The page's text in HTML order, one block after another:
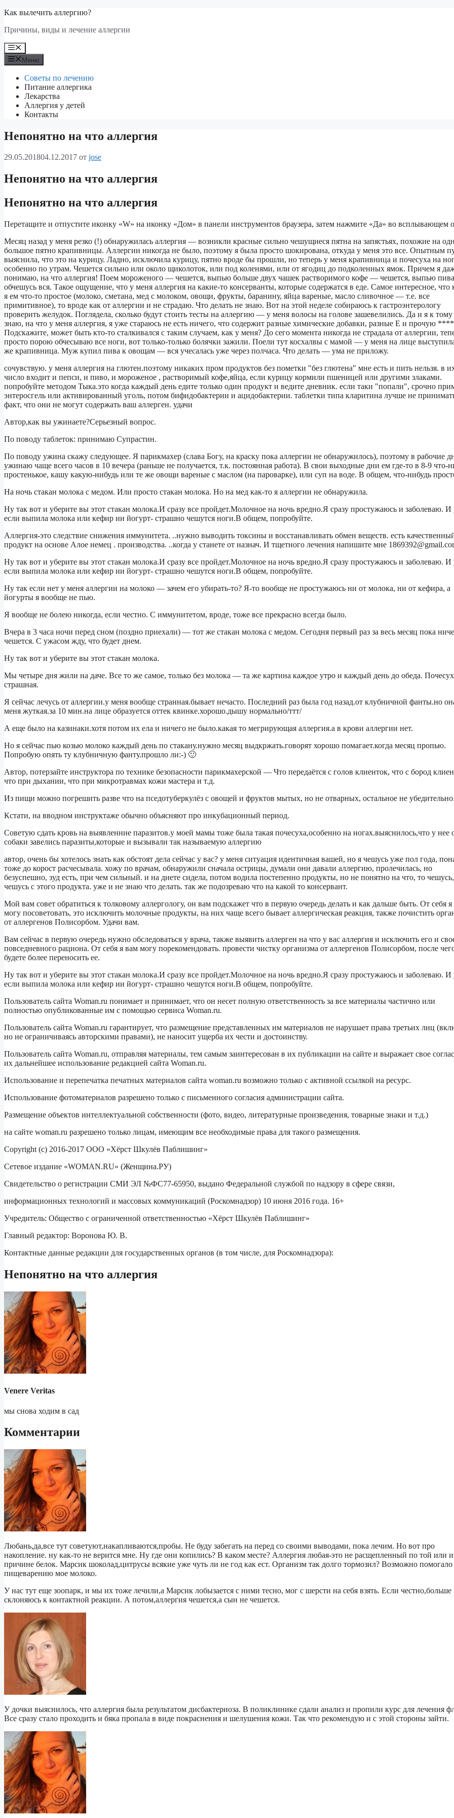
Перейти
содержимому
Как вылечить аллергию?
Причины, виды и лечение аллергии
Меню
Меню
Советы по лечению
Питание аллергика
Лекарства
Аллергия у детей
Контакты
Непонятно на что аллергия
29.05.201804.12.2017 от jose
Непонятно на что аллергия
Непонятно на что аллергия
Перетащите и отпустите иконку «W» на иконку «Дом» в панели инструментов браузера, затем нажмите «Да» во всплывающем
Месяц назад у меня резко (!) обнаружилась аллергия — возникли красные сильно чешущиеся пятна на запястьях, похожие на
большое пятно крапивницы. Аллергии никогда не было, поэтому я была просто шокирована, откуда у меня это все. Опытным
выяснила, что это на курицу. Ладно, исключила курицу, пятно вроде бы прошли, но теперь у меня крапивница и почесуха на
особенно по утрам. Чешется сильно или около щиколоток, или под коленями, или от ягодиц до подколенных ямок. Причем я
понимаю, на что аллергия! Поем мороженого — чешется, выпью больше двух чашек растворимого кофе — чешется, выпью
обчешусь вся. Такое ощущение, что у меня аллергия на какие-то консерванты, которые содержатся в еде. Самое интересное, что
я ем что-то простое (молоко, сметана, мед с молоком, овощи, фрукты, баранину, яйца вареные, масло сливочное — т.е. все
примитивное), то вроде как от аллергии и не страдаю. Что делать не знаю. Вот на этой неделе собираюсь к гастроэнтерологу
проверить желудок. Поглядела, сколько будут стоить тесты на аллергию — у меня волосы на голове зашевелились. Да и я к
знаю, на что у меня аллергия, я уже стараюсь не есть ничего, что содержит разные химические добавки, разные Е и прочую
Подскажите, может быть кто-то сталкивался с таким случаем, как у меня? До сего момента никогда не страдала от аллергии,
просто порою обчесываю все ноги, вот только-только болячки зажили. Поели тут косхалвы с мамой — у меня на лице
же крапивница. Муж купил пива к овощам — вся учесалась уже через полчаса. Что делать — ума не приложу.
сочувствую. у меня аллергия на глютен.поэтому никаких пром продуктов без пометки "без глютена" мне есть и пить нельзя. в
число входит и пепси, и пиво, и мороженое , растворимый кофе,яйца, если курицу кормили пшеницей или другими злаками.
попробуйте методом Тыка.это когда каждый день едите только один продукт и ведите дневник. если таки "попали", срочно
энтеросгель или активированный уголь, потом бифидобактерии и ацидобактерии. таблетки типа кларитина лучше не
факт, что они не могут содержать ваш аллерген. удачи
Автор,как вы ужинаете?Серьезный вопрос.
По поводу таблеток: принимаю Супрастин.
По поводу ужина скажу следующее. Я парикмахер (слава Богу, на краску пока аллергии не обнаружилось), поэтому в рабочие
ужинаю чаще всего часов в 10 вечера (раньше не получается, т.к. постоянная работа). В свои выходные дни ем где-то в 8-9 что-
простенькое, кашу какую-нибудь или те же овощи вареные с маслом (на пароварке), или суп на воде. В общем, что-нибудь
На ночь стакан молока с медом. Или просто стакан молока. Но на мед как-то я аллергии не обнаружила.
Ну так вот и уберите вы этот стакан молока.И сразу все пройдет.Молочное на ночь вредно.Я сразу простужаюсь и заболеваю.
если выпила молока или кефир ии йогурт- страшно чешутся ноги.В общем, попробуйте.
Аллергия-это следствие снижения иммунитета. ..нужно выводить токсины и восстанавливать обмен веществ. есть
продукт на основе Алое немец . производства. ..когда у станете от назнач. И тщетного лечения напишите мне
Ну так вот и уберите вы этот стакан молока.И сразу все пройдет.Молочное на ночь вредно.Я сразу простужаюсь и заболеваю.
если выпила молока или кефир ии йогурт- страшно чешутся ноги.В общем, попробуйте.
Ну так если нет у меня аллергии на молоко — зачем его убирать-то? Я-то вообще не простужаюсь ни от молока, ни от кефира, а
йогурты я вообще не пью.
Я вообще не болею никогда, если честно. С иммунитетом, вроде, тоже все прекрасно всегда было.
Вчера в 3 часа ночи перед сном (поздно приехали) — тот же стакан молока с медом. Сегодня первый раз за весь месяц пока
чешется. С ужасом жду, что будет днем.
Ну так вот и уберите вы этот стакан молока.
Мы четыре дня жили на даче. Все то же самое, только без молока — та же картина каждое утро и каждый день до обеда.
страшная.
Я сейчас лечусь от аллергии.у меня вообще странная.бывает нечасто. Последний раз была год назад.от клубничной фанты.но
меня жуткая.за 10 мин.на лице образуется оттек квинке.хорошо.дышу нормально/ттт/
А еще было на казинаки.хотя потом их ела и ничего не было.какая то мегрирующая аллергия.а в крови аллергии нет.
Но я сейчас пью козью молоко каждый день по стакану.нужно месяц выдкржать.говорят хорошо помагает.когда месяц пропью.
Попробую опять ту клубничную фанту.прошло ли:-) 🙂
Автор, потерзайте инструктора по технике безопасности парикмахерской — Что передаётся с голов клиенток, что с бород
что при дыхании, что при микротравмах кожи мастера и т.д.
Из пищи можно погрешить разве что на пседотуберкулёз с овощей и фруктов мытых, но не отварных, остальное не
Кстати, на вводном инструктаже обычно объясняют про инкубационный период.
Советую сдать кровь на выявленние паразитов.у моей мамы тоже была такая почесуха,особенно на ногах.выяснилось,что у нее
собаки завелись паразиты,которые и вызывали так называемую аллергию
автор, очень бы хотелось знать как обстоят дела сейчас у вас? у меня ситуация идентичная вашей, но я чешусь уже пол года,
тоже до корост расчесывала. хожу по врачам, обнаружили сначала острицы, думали они давали аллергию, пролечилась, но
безуспешно, зуд есть, при чем сильный. и на диете сидела, потом водила постепенно продукты, но не понятно на что, то
чешусь с этого продукта. уже и не знаю что делать. так же подозреваю что на какой то консервант.
Мой вам совет обратиться к толковому аллергологу, он вам подскажет что в первую очередь делать и как дальше быть. От себя
могу посоветовать, это исключить молочные продукты, на них чаще всего бывает аллергическая реакция, также почистить
от аллергенов Полисорбом. Удачи вам.
Вам сейчас в первую очередь нужно обследоваться у врача, также выявить аллерген на что у вас аллергия и исключить его и
повседневного рациона. От себя я вам могу порекомендовать. провести чистку организма от аллергенов Полисорбом, после
будете более переносить ее.
Ну так вот и уберите вы этот стакан молока.И сразу все пройдет.Молочное на ночь вредно.Я сразу простужаюсь и заболеваю.
если выпила молока или кефир ии йогурт- страшно чешутся ноги.В общем, попробуйте.
Пользователь сайта Woman.ru понимает и принимает, что он несет полную ответственность за все материалы частично или
полностью опубликованные им с помощью сервиса Woman.ru.
Пользователь сайта Woman.ru гарантирует, что размещение представленных им материалов не нарушает права третьих лиц
но не ограничиваясь авторскими правами), не наносит ущерба их чести и достоинству.
Пользователь сайта Woman.ru, отправляя материалы, тем самым заинтересован в их публикации на сайте и выражает свое
их дальнейшее использование редакцией сайта Woman.ru.
Использование и перепечатка печатных материалов сайта woman.ru возможно только с активной ссылкой на ресурс.
Использование фотоматериалов разрешено только с письменного согласия администрации сайта.
Размещение объектов интеллектуальной собственности (фото, видео, литературные произведения, товарные знаки и т.д.)
на сайте woman.ru разрешено только лицам, имеющим все необходимые права для такого размещения.
Copyright (с) 2016-2017 ООО «Хёрст Шкулёв Паблишинг»
Сетевое издание «WOMAN.RU» (Женщина.РУ)
Свидетельство о регистрации СМИ ЭЛ №ФС77-65950, выдано Федеральной службой по надзору в сфере связи,
информационных технологий и массовых коммуникаций (Роскомнадзор) 10 июня 2016 года. 16+
Учредитель: Общество с ограниченной ответственностью «Хёрст Шкулёв Паблишинг»
Главный редактор: Воронова Ю. В.
Контактные данные редакции для государственных органов (в том числе, для Роскомнадзора):
Непонятно на что аллергия
Venere Veritas
мы снова ходим в сад
Комментарии
Любань,да,все тут советуют,накапливаются,пробы. Не буду забегать на перед со своими выводами, пока лечим. Но вот про
накопление. ну как-то не верится мне. Ну где они копились? В каком месте? Аллергия любая-это не расщепленный по той или
причине белок. Марсик шоколад,цитрусы всякие уже чуть ли не год как ест. Организм так долго тормозил? Возможно помогало
пищеварению мое молоко.
У нас тут еще зоопарк, и мы их тоже лечили,а Марсик лобызается с ними тесно, мог с шерсти на себя взять. Если честно,больше
склоняюсь к контактной реакции. А потом,аллергия чешется,а сын не чешется.
У дочки выяснилось, что аллергия была результатом дисбактериоза. В поликлинике сдали анализ и пропили курс для лечения
Все сразу стало проходить и бяка пропала в виде покраснения и шелушения кожи. Так что рекомендую и с этой стороны зайти.